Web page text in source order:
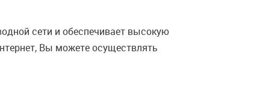
сети и обеспечивает высокую
Вы можете осуществлять